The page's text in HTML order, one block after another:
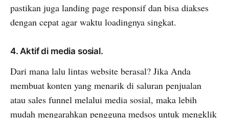
pastikan juga landing page responsif dan bisa diakses
dengan cepat agar waktu loadingnya singkat.
4. Aktif di media sosial.
Dari mana lalu lintas website berasal? Jika Anda
membuat konten yang menarik di saluran penjualan
atau sales funnel melalui media sosial, maka lebih
mudah mengarahkan pengguna medsos untuk mengklik